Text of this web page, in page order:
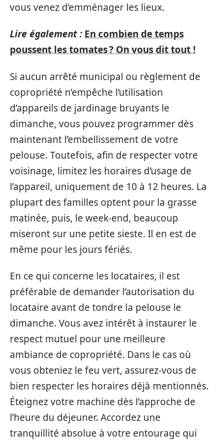
vous venez d’emménager les lieux.
Lire également : En combien de temps
poussent les tomates ? On vous dit tout !
Si aucun arrêté municipal ou règlement de
copropriété n’empêche l’utilisation
d’appareils de jardinage bruyants le
dimanche, vous pouvez programmer dès
maintenant l’embellissement de votre
pelouse. Toutefois, afin de respecter votre
voisinage, limitez les horaires d’usage de
l’appareil, uniquement de 10 à 12 heures. La
plupart des familles optent pour la grasse
matinée, puis, le week-end, beaucoup
miseront sur une petite sieste. Il en est de
même pour les jours fériés.
En ce qui concerne les locataires, il est
préférable de demander l’autorisation du
locataire avant de tondre la pelouse le
dimanche. Vous avez intérêt à instaurer le
respect mutuel pour une meilleure
ambiance de copropriété. Dans le cas où
vous obteniez le feu vert, assurez-vous de
bien respecter les horaires déjà mentionnés.
Éteignez votre machine dès l’approche de
l’heure du déjeuner. Accordez une
tranquillité absolue à votre entourage qui